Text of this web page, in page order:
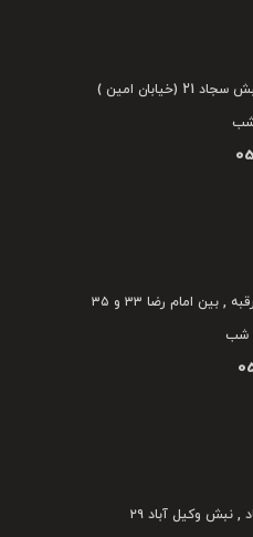
(خیابان امین )
, بین امام رضا ۳۳ و ۳۵
, نبش وکیل آباد ۲۹